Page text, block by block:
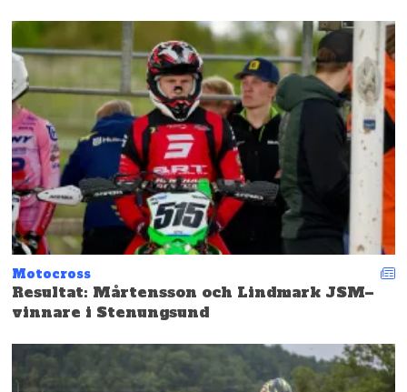
Motocross
Resultat: Mårtensson och Lindmark JSM–
vinnare i Stenungsund